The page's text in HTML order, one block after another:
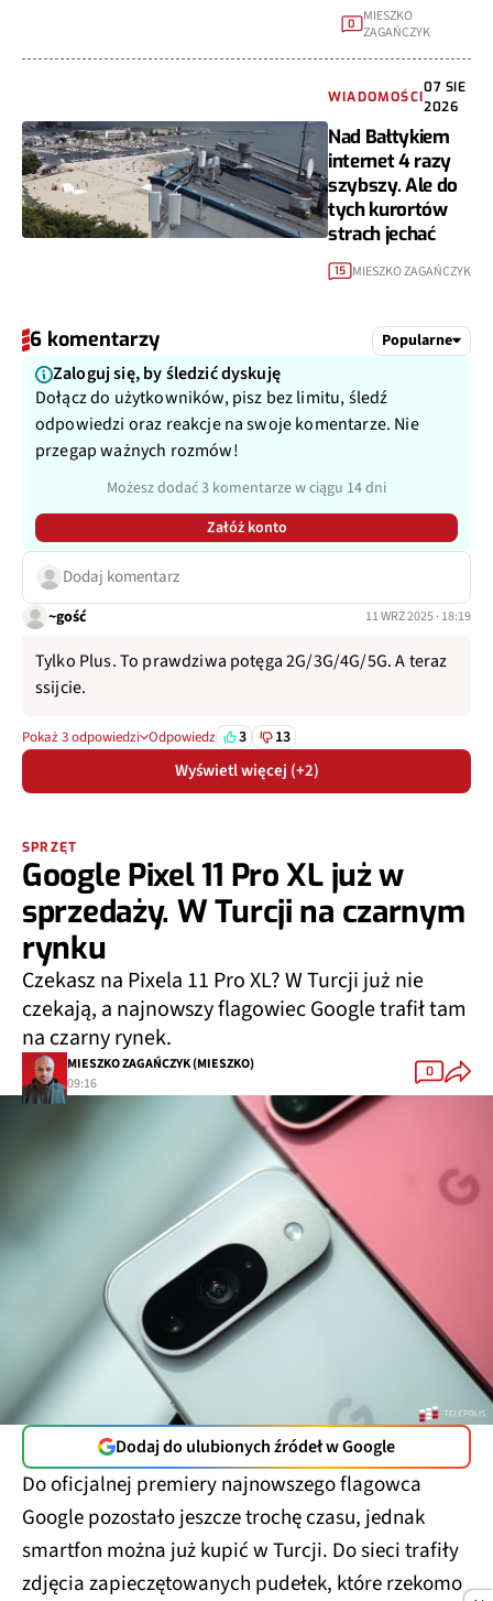
0 MIESZKO
ZAGAŃCZYK
WIADOMOŚCI
07 SIE
2026
Nad Bałtykiem
internet 4 razy
szybszy. Ale do
tych kurortów
strach jechać
15 MIESZKO ZAGAŃCZYK
6 komentarzy Popularne
Zaloguj się, by śledzić dyskuję
Dołącz do użytkowników, pisz bez limitu, śledź
odpowiedzi oraz reakcje na swoje komentarze. Nie
przegap ważnych rozmów!
Możesz dodać 3 komentarze w ciągu 14 dni
Załóż konto
Dodaj komentarz
~gość 11 WRZ 2025 · 18:19
Tylko Plus. To prawdziwa potęga 2G/3G/4G/5G. A teraz
ssijcie.
Pokaż 3 odpowiedzi Odpowiedz 3 13
Wyświetl więcej (+2)
SPRZĘT
Google Pixel 11 Pro XL już w
sprzedaży. W Turcji na czarnym
rynku
Czekasz na Pixela 11 Pro XL? W Turcji już nie
czekają, a najnowszy flagowiec Google trafił tam
na czarny rynek.
MIESZKO ZAGAŃCZYK (MIESZKO)
09:16
0
Dodaj do ulubionych źródeł w Google
Do oficjalnej premiery najnowszego flagowca
Google pozostało jeszcze trochę czasu, jednak
smartfon można już kupić w Turcji. Do sieci trafiły
zdjęcia zapieczętowanych pudełek, które rzekomo